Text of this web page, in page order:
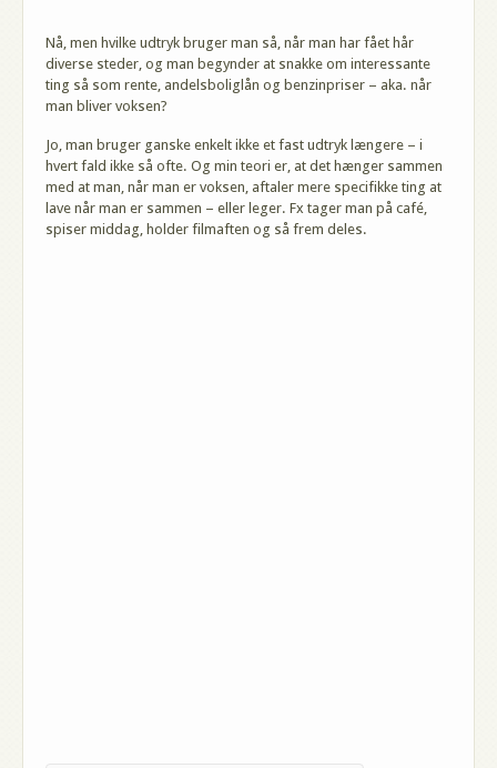
Nå, men hvilke udtryk bruger man så, når man har fået hår
diverse steder, og man begynder at snakke om interessante
ting så som rente, andelsboliglån og benzinpriser – aka. når
man bliver voksen?
Jo, man bruger ganske enkelt ikke et fast udtryk længere – i
hvert fald ikke så ofte. Og min teori er, at det hænger sammen
med at man, når man er voksen, aftaler mere specifikke ting at
lave når man er sammen – eller leger. Fx tager man på café,
spiser middag, holder filmaften og så frem deles.